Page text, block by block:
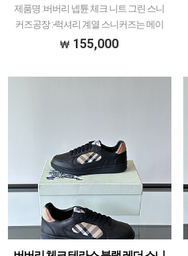
제품명 :버버리 넵튠 체크 니트 그린 스니
커즈공장 :-럭셔리 계열 스니커즈는 메이
저 공장에서 취급되는 모델 많이 없습니
155,000